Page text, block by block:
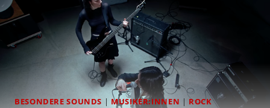
BESONDERE SOUNDS | MUSIKER:INNEN | ROCK